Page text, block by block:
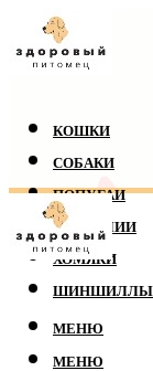
КОШКИ
СОБАКИ
ПОПУГАИ
РЕПТИЛИИ
ХОМЯКИ
ШИНШИЛЛЫ
МЕНЮ
МЕНЮ